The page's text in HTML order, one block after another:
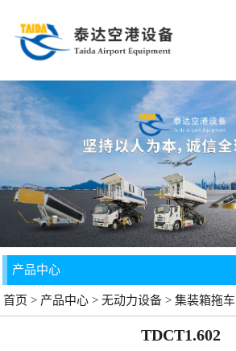
产品中心
首页 > 产品中心 >无动力设备 >集装箱拖车
TDCT1.602